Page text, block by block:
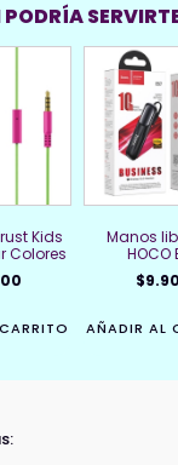
Kids
Colores
Manos
HOCO
$
AÑADIR AL